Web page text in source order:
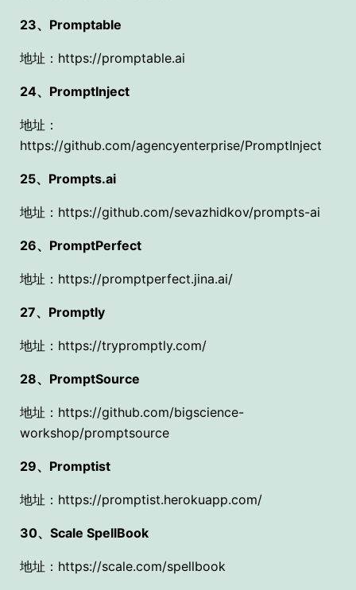
23、Promptable
地址：https://promptable.ai
24、PromptInject
地址：
https://github.com/agencyenterprise/PromptInject
25、Prompts.ai
地址：https://github.com/sevazhidkov/prompts-ai
26、PromptPerfect
地址：https://promptperfect.jina.ai/
27、Promptly
地址：https://trypromptly.com/
28、PromptSource
地址：https://github.com/bigscience-
workshop/promptsource
29、Promptist
地址：https://promptist.herokuapp.com/
30、Scale SpellBook
地址：https://scale.com/spellbook